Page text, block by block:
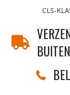
navigation
CLS-